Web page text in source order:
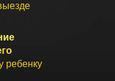
ребенку